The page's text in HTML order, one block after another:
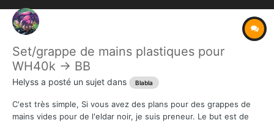
Set/grappe de mains plastiques pour
WH40k -> BB
Helyss a posté un sujet dans Blabla
C'est très simple, Si vous avez des plans pour des grappes de
mains vides pour de l'eldar noir, je suis preneur. Le but est de